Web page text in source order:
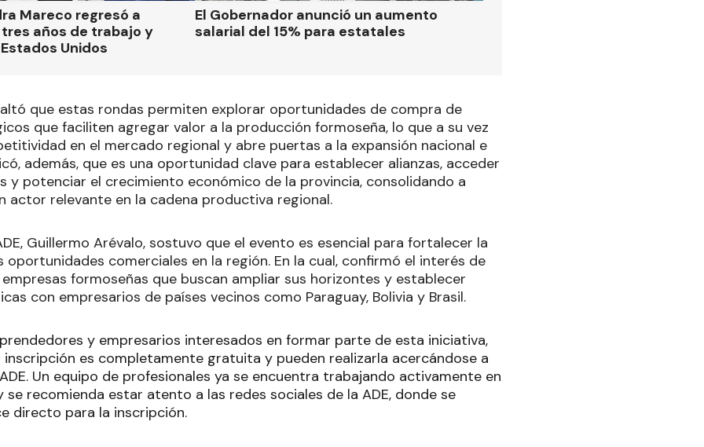
Mareco regresó a
años de trabajo y
Unidos
El Gobernador anunció un aumento
salarial del 15% para estatales
que estas rondas permiten explorar oportunidades de compra de
que faciliten agregar valor a la producción formoseña, lo que a su vez
en el mercado regional y abre puertas a la expansión nacional e
además, que es una oportunidad clave para establecer alianzas, acceder
y potenciar el crecimiento económico de la provincia, consolidando a
actor relevante en la cadena productiva regional.
Guillermo Arévalo, sostuvo que el evento es esencial para fortalecer la
oportunidades comerciales en la región. En la cual, confirmó el interés de
formoseñas que buscan ampliar sus horizontes y establecer
con empresarios de países vecinos como Paraguay, Bolivia y Brasil.
y empresarios interesados en formar parte de esta iniciativa,
inscripción es completamente gratuita y pueden realizarla acercándose a
Un equipo de profesionales ya se encuentra trabajando activamente en
se recomienda estar atento a las redes sociales de la ADE, donde se
directo para la inscripción.